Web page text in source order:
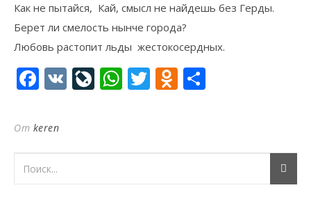
Как не пытайся, Кай, смысл не найдешь без Герды.
Берет ли смелость нынче города?
Любовь растопит льды жестокосердных.
Facebook
VK LiveJournal
WhatsApp
Twitter
От keren